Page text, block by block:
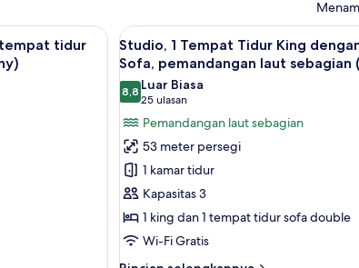
dan kedap suara
kerja ramah laptop, tirai kedap cahaya, dan kedap suara
tempat tidur
Lihat
semua
foto
untuk
Studio,
1
Tempat
Tidur
King
dengan
tempat
Brankas,
5
Studio, 1 Tempat Tidur King
Sofa, pemandangan laut sebagian
8,88,8 dari 10
Luar Biasa
25 ulasan
(25
ulasan)
Pemandangan laut sebagian
53 meter persegi
1 kamar tidur
Kapasitas 3
1 king dan 1 tempat tidur sofa double
Wi-Fi Gratis